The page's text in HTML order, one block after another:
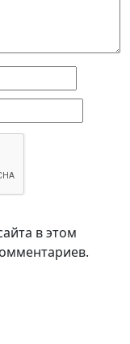
в этом